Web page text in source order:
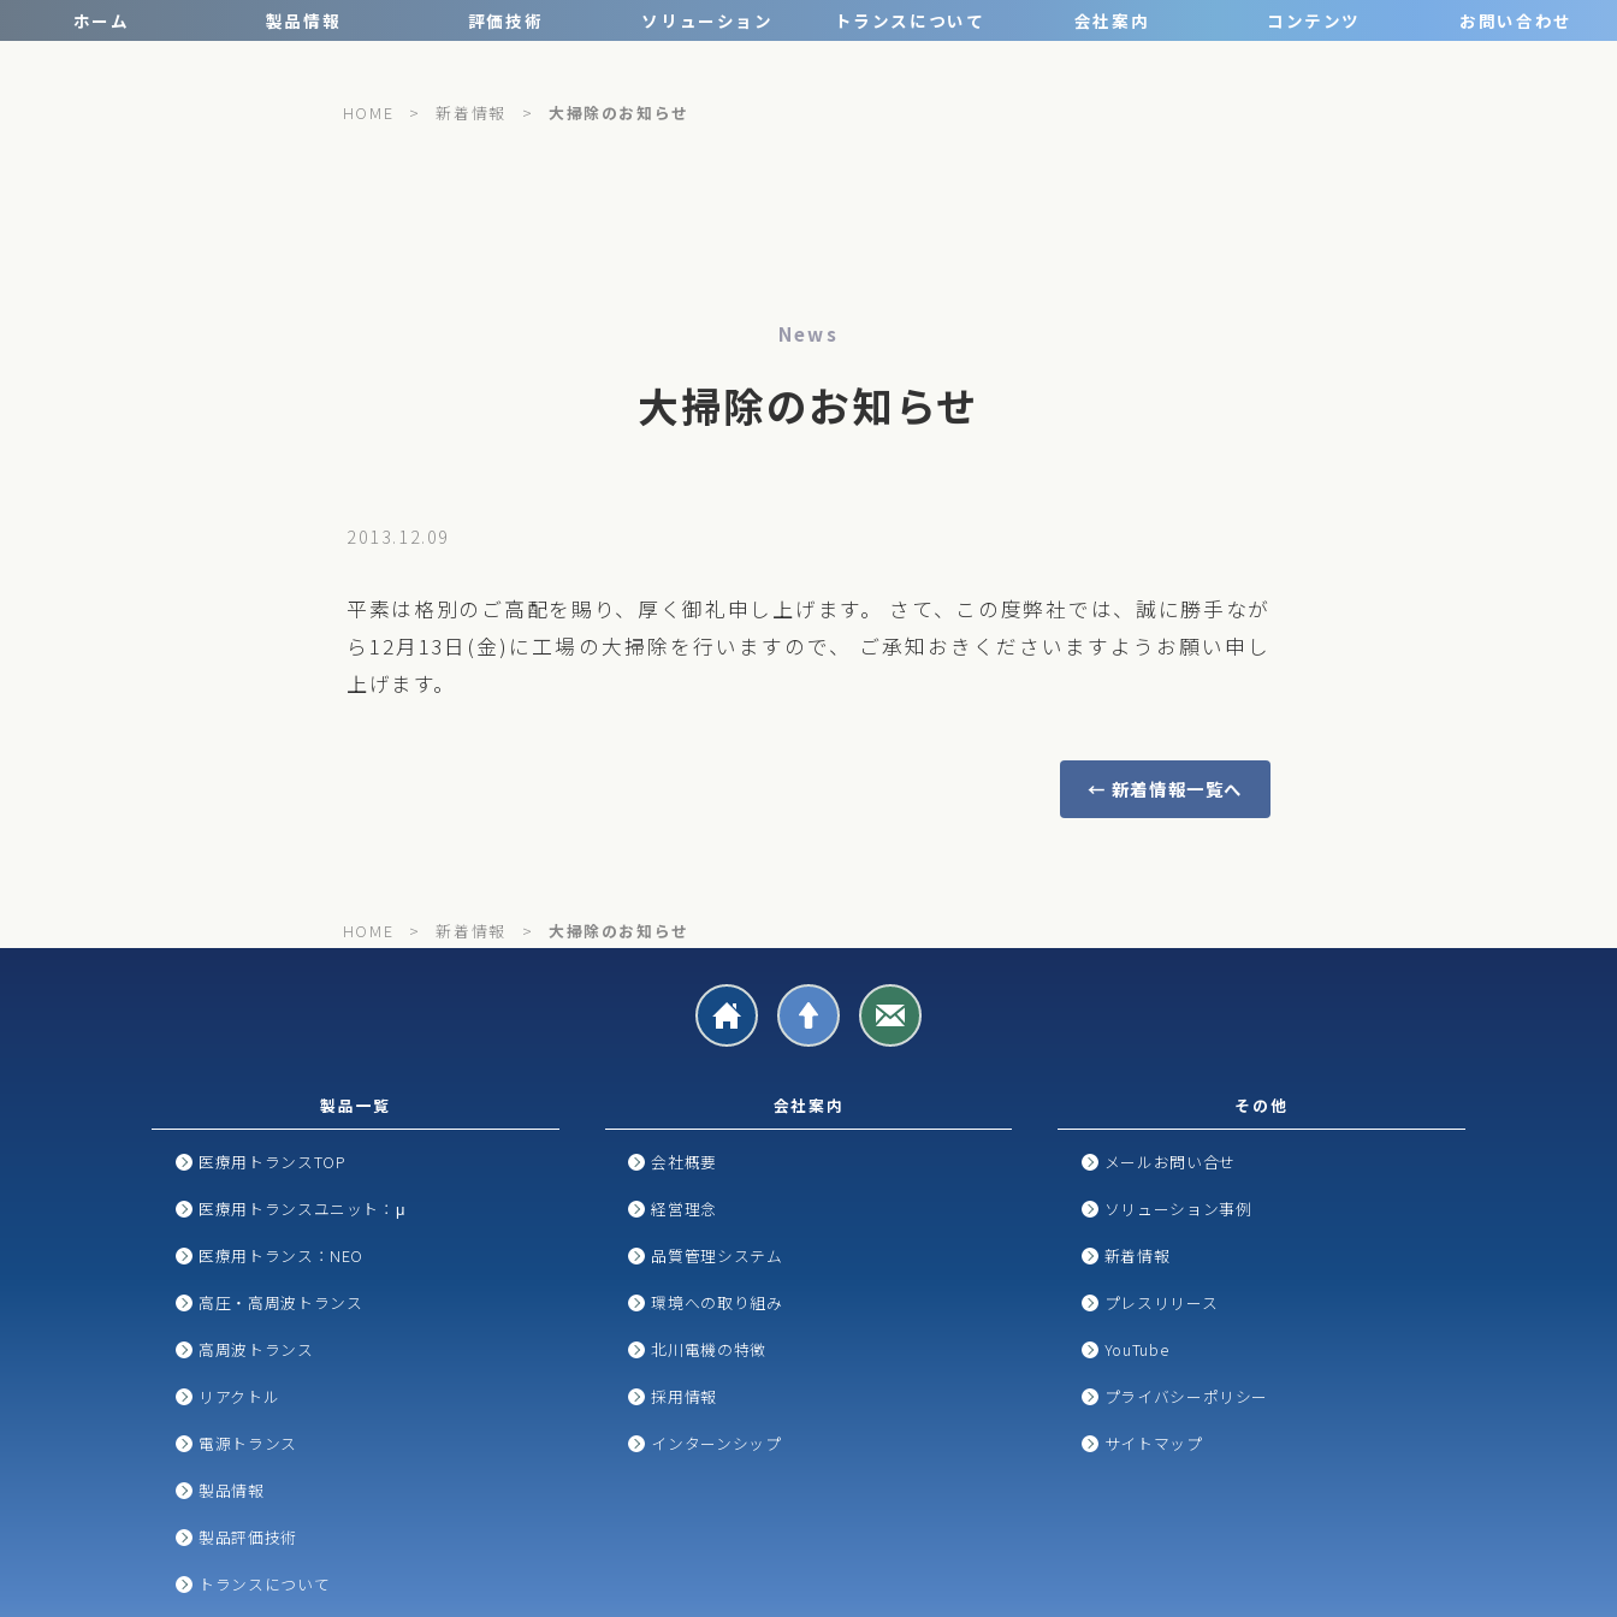
ホーム 製品情報 評価技術 ソリューション トランスについて 会社案内 コンテンツ お問い合わせ
HOME > 新着情報 > 大掃除のお知らせ
大掃除のお知らせ
News
2013.12.09
平素は格別のご高配を賜り、厚く御礼申し上げます。 さて、この度弊社では、誠に勝手なが
ら12月13日(金)に工場の大掃除を行いますので、 ご承知おきくださいますようお願い申し
上げます。
← 新着情報一覧へ
HOME > 新着情報 > 大掃除のお知らせ
製品一覧
医療用トランスTOP
医療用トランスユニット：μ
医療用トランス：NEO
高圧・高周波トランス
高周波トランス
リアクトル
電源トランス
製品情報
製品評価技術
トランスについて
会社案内
会社概要
経営理念
品質管理システム
環境への取り組み
北川電機の特徴
採用情報
インターンシップ
その他
メールお問い合せ
ソリューション事例
新着情報
プレスリリース
YouTube
プライバシーポリシー
サイトマップ